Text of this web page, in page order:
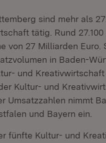
sind mehr als
tätig. Rund
von 27 Milliarden
in Baden-
und
Kultur- und
Umsatzzahlen nimmt
und Bayern ein.
fünfte Kultur- und